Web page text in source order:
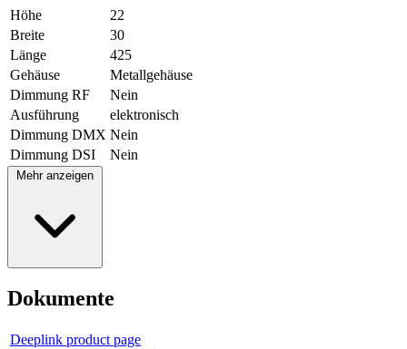
Höhe
22
Breite
30
Länge
425
Gehäuse
Metallgehäuse
Dimmung RF
Nein
Ausführung
elektronisch
Dimmung DMX Nein
Dimmung DSI
Nein
Mehr anzeigen
Dokumente
Deeplink product page